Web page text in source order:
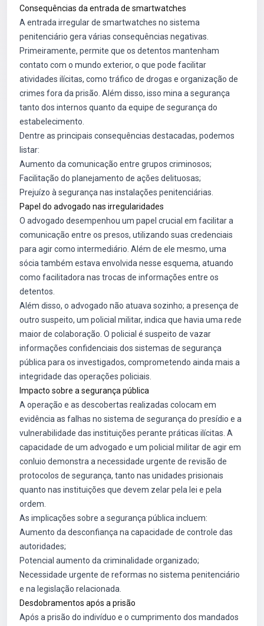
Consequências da entrada de smartwatches
A entrada irregular de smartwatches no sistema
penitenciário gera várias consequências negativas.
Primeiramente, permite que os detentos mantenham
contato com o mundo exterior, o que pode facilitar
atividades ilícitas, como tráfico de drogas e organização de
crimes fora da prisão. Além disso, isso mina a segurança
tanto dos internos quanto da equipe de segurança do
estabelecimento.
Dentre as principais consequências destacadas, podemos
listar:
Aumento da comunicação entre grupos criminosos;
Facilitação do planejamento de ações delituosas;
Prejuízo à segurança nas instalações penitenciárias.
Papel do advogado nas irregularidades
O advogado desempenhou um papel crucial em facilitar a
comunicação entre os presos, utilizando suas credenciais
para agir como intermediário. Além de ele mesmo, uma
sócia também estava envolvida nesse esquema, atuando
como facilitadora nas trocas de informações entre os
detentos.
Além disso, o advogado não atuava sozinho; a presença de
outro suspeito, um policial militar, indica que havia uma rede
maior de colaboração. O policial é suspeito de vazar
informações confidenciais dos sistemas de segurança
pública para os investigados, comprometendo ainda mais a
integridade das operações policiais.
Impacto sobre a segurança pública
A operação e as descobertas realizadas colocam em
evidência as falhas no sistema de segurança do presídio e a
vulnerabilidade das instituições perante práticas ilícitas. A
capacidade de um advogado e um policial militar de agir em
conluio demonstra a necessidade urgente de revisão de
protocolos de segurança, tanto nas unidades prisionais
quanto nas instituições que devem zelar pela lei e pela
ordem.
As implicações sobre a segurança pública incluem:
Aumento da desconfiança na capacidade de controle das
autoridades;
Potencial aumento da criminalidade organizado;
Necessidade urgente de reformas no sistema penitenciário
e na legislação relacionada.
Desdobramentos após a prisão
Após a prisão do indivíduo e o cumprimento dos mandados